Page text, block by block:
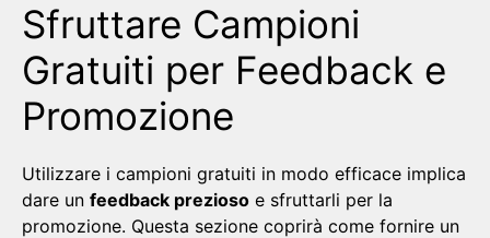
Sfruttare Campioni
Gratuiti per Feedback e
Promozione
Utilizzare i campioni gratuiti in modo efficace implica
dare un feedback prezioso e sfruttarli per la
promozione. Questa sezione coprirà come fornire un